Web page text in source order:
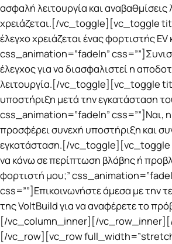
ασφαλή λειτουργία και αναβαθμίσεις
χρειάζεται.[/vc_toggle][vc_toggle
έλεγχο χρειάζεται ένας φορτιστής
css_animation=”fadeIn”
έλεγχος για να διασφαλιστεί η
λειτουργία.[/vc_toggle][vc_toggle
υποστήριξη μετά την εγκατάσταση
css_animation=”fadeIn” css=””]Ναι,
προσφέρει συνεχή υποστήριξη και
εγκατάσταση.[/vc_toggle][vc_toggle
να κάνω σε περίπτωση βλάβης ή
φορτιστή μου;”
css=””]Επικοινωνήστε άμεσα με την
της VoltBuild για να αναφέρετε το
[/vc_column_inner][/
[/vc_row][vc_row